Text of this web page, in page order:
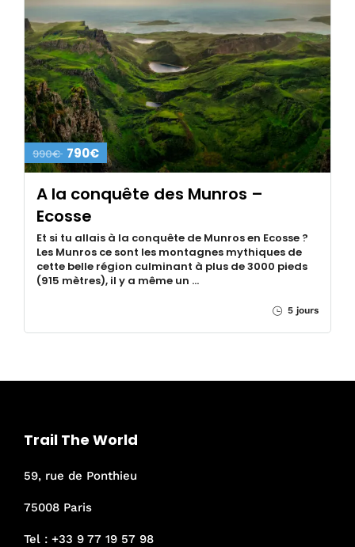
990€ 790€
A la conquête des Munros –
Ecosse
Et si tu allais à la conquête de Munros en Ecosse ?
Les Munros ce sont les montagnes mythiques de
cette belle région culminant à plus de 3000 pieds
(915 mètres), il y a même un …
5 jours
Trail The World
59, rue de Ponthieu
75008 Paris
Tel : +33 9 77 19 57 98